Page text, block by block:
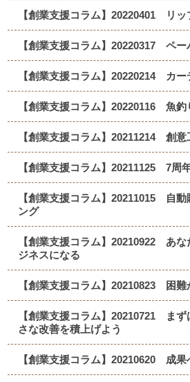
【創業支援コラム】20220401 リッ
【創業支援コラム】20220317 ペ
【創業支援コラム】20220214 カー
【創業支援コラム】20220116 魚
【創業支援コラム】20211214 創意
【創業支援コラム】20211125 7周
【創業支援コラム】20211015 自
ング
【創業支援コラム】20210922 あ
ジネスになる
【創業支援コラム】20210823 困難
【創業支援コラム】20210721 ま
さな改善を積上げよう
【創業支援コラム】20210620 成